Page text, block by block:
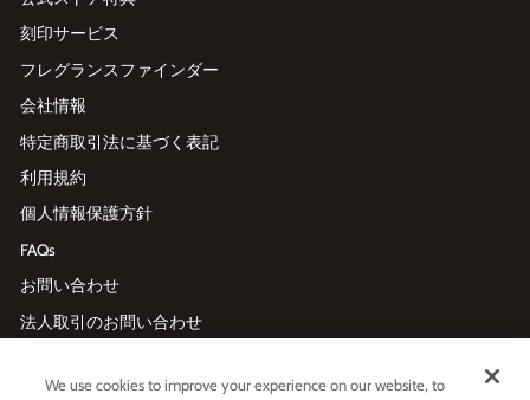
刻印サービス
フレグランスファインダー
会社情報
特定商取引法に基づく表記
利用規約
個人情報保護方針
FAQs
お問い合わせ
法人取引のお問い合わせ
メールマガジン登録
We use cookies to improve your experience on our website, to